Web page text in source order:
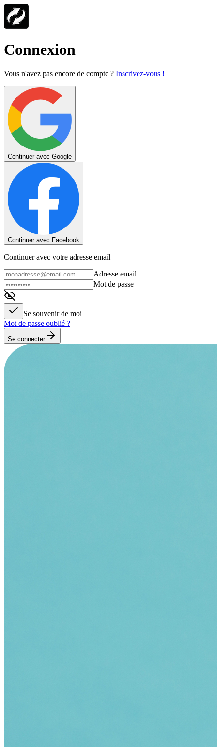
Connexion
Vous n'avez pas encore de compte ? Inscrivez-vous !
Continuer avec Google
Continuer avec Facebook
Continuer avec votre adresse email
Adresse email
Mot de passe
Se souvenir de moi
Mot de passe oublié ?
Se connecter